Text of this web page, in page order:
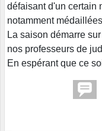
défaisant d'un certain
notamment
La saison démarre
nos professeurs de
En espérant que ce